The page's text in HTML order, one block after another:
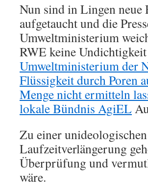
Nun sind in Lingen neue
aufgetaucht und die
Umweltministerium
RWE keine
Umweltministerium der
Flüssigkeit durch Poren
Menge nicht ermitteln
lokale Bündnis AgiEL
Zu einer
Laufzeitverlängerung
Überprüfung und
wäre.